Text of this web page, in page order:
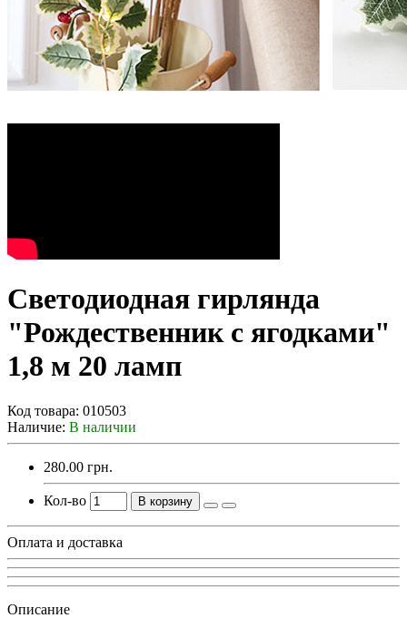
Светодиодная гирлянда
"Рождественник с ягодками"
1,8 м 20 ламп
Код товара: 010503
Наличие: В наличии
280.00 грн.
Кол-во В корзину
Оплата и доставка
Описание